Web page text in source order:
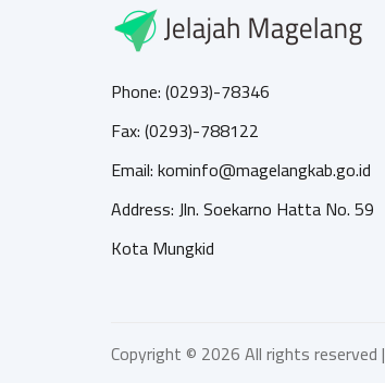
Phone: (0293)-78346
Fax: (0293)-788122
Email: kominfo@magelangkab.go.id
Address: Jln. Soekarno Hatta No. 59
Kota Mungkid
Copyright © 2026 All rights reserved |